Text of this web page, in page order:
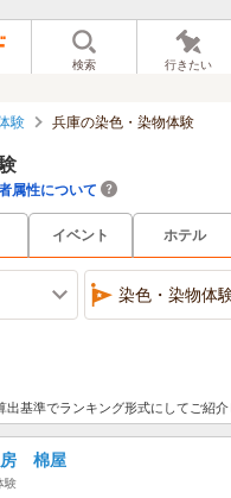
検索 行きたい
験 兵庫の染色・染物体験
属性について
イベント ホテル
染色・染物体
基準でランキング形式にしてご紹介
房 棉屋
験